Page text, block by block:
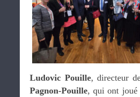
Ludovic Pouille, directeur
Pagnon-Pouille, qui ont joué